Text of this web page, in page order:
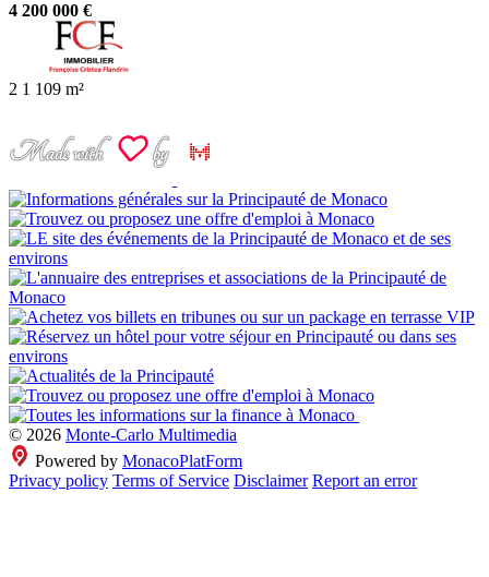
4 200 000 €
2 1 109 m²
© 2026 Monte-Carlo Multimedia
Powered by MonacoPlatForm
Privacy policy Terms of Service Disclaimer Report an error